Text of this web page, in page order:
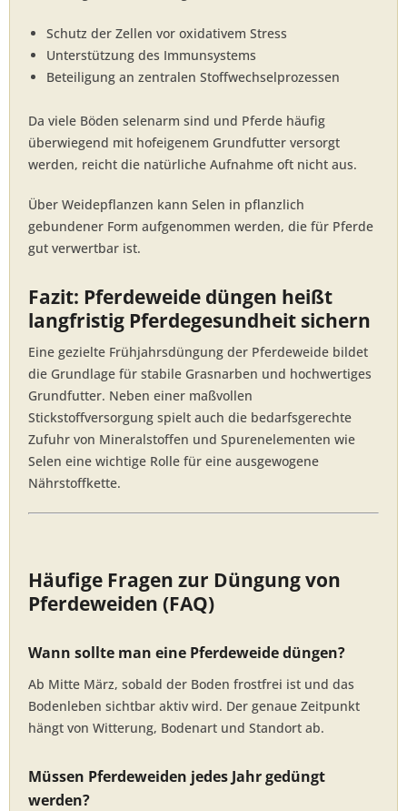
Schutz der Zellen vor oxidativem Stress
Unterstützung des Immunsystems
Beteiligung an zentralen Stoffwechselprozessen
Da viele Böden selenarm sind und Pferde häufig
überwiegend mit hofeigenem Grundfutter versorgt
werden, reicht die natürliche Aufnahme oft nicht aus.
Über Weidepflanzen kann Selen in pflanzlich
gebundener Form aufgenommen werden, die für Pferde
gut verwertbar ist.
Fazit: Pferdeweide düngen heißt
langfristig Pferdegesundheit sichern
Eine gezielte Frühjahrsdüngung der Pferdeweide bildet
die Grundlage für stabile Grasnarben und hochwertiges
Grundfutter. Neben einer maßvollen
Stickstoffversorgung spielt auch die bedarfsgerechte
Zufuhr von Mineralstoffen und Spurenelementen wie
Selen eine wichtige Rolle für eine ausgewogene
Nährstoffkette.
Häufige Fragen zur Düngung von
Pferdeweiden (FAQ)
Wann sollte man eine Pferdeweide düngen?
Ab Mitte März, sobald der Boden frostfrei ist und das
Bodenleben sichtbar aktiv wird. Der genaue Zeitpunkt
hängt von Witterung, Bodenart und Standort ab.
Müssen Pferdeweiden jedes Jahr gedüngt
werden?